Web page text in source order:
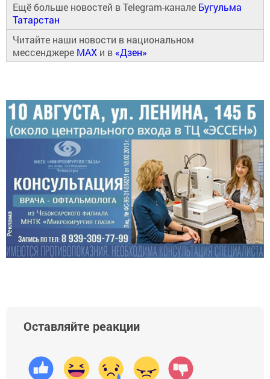
Ещё больше новостей в Telegram-канале Бугульма
Татарстан
Читайте наши новости в национальном
мессенджере MAX и в «Дзен»
Оставляйте реакции